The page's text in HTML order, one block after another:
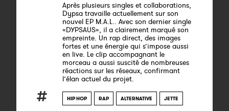
Après plusieurs singles et collaborations,
Dypsa travaille actuellement sur son
nouvel EP M.A.L.. Avec son dernier single
«DYPSAUS», il a clairement marqué son
empreinte. Un rap direct, des images
fortes et une énergie qui s’impose aussi
en live. Le clip accompagnant le
morceau a aussi suscité de nombreuses
réactions sur les réseaux, confirmant
l’élan actuel du projet.
HIP HOP RAP ALTERNATIVE JETTE